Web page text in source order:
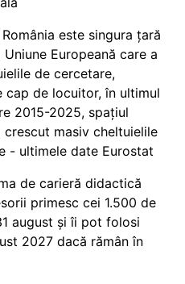
este singura țară
Europeană care a
de cercetare,
cap de locuitor, în ultimul
2015-2025, spațiul
crescut masiv cheltuielile
- ultimele date Eurostat
de carieră didactică
primesc cei 1.500 de
august și îi pot folosi
2027 dacă rămân în